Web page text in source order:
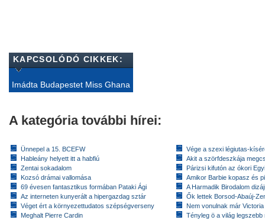
KAPCSOLÓDÓ CIKKEK:
Imádta Budapestet Miss Ghana
A kategória további hírei:
Ünnepel a 15. BCEFW
Hableány helyett itt a habfiú
Zentai sokadalom
Kozsó drámai vallomása
69 évesen fantasztikus formában Pataki Ági
Az interneten kunyerált a hipergazdag sztár
Véget ért a környezettudatos szépségverseny
Meghalt Pierre Cardin
Vége a szexi légiutas-
Akit a szörfdeszkája
Párizsi kifutón az ókori
Amikor Barbie kopasz és
A Harmadik Birodalom
Ők lettek Borsod-Abaúj-
Nem vonulnak már
Tényleg ö a világ legszebb